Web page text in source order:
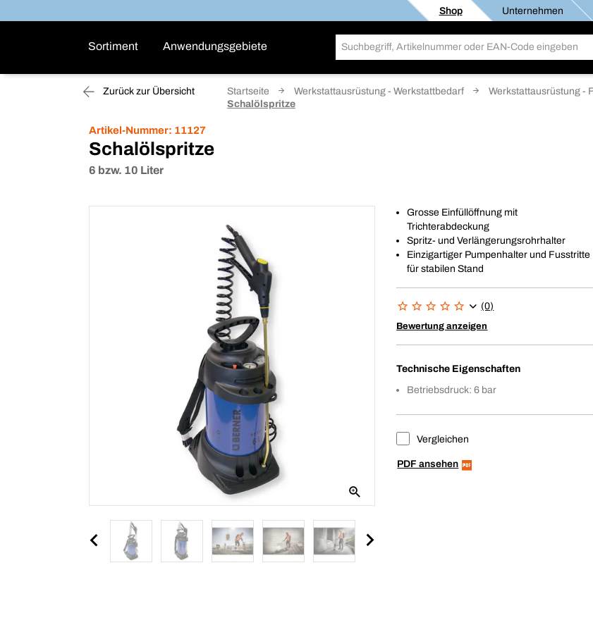
Shop Unternehmen
Sortiment Anwendungsgebiete
Zurück zur Übersicht Startseite Werkstattausrüstung - Werkstattbedarf Werkstattausrüstung -
Schalölspritze
Artikel-Nummer: 11127
Schalölspritze
6 bzw. 10 Liter
Grosse Einfüllöffnung mit
Trichterabdeckung
Spritz- und Verlängerungsrohrhalter
Einzigartiger Pumpenhalter und Fusstritte
für stabilen Stand
(0)
Bewertung anzeigen
Technische Eigenschaften
Betriebsdruck: 6 bar
Vergleichen
PDF ansehen